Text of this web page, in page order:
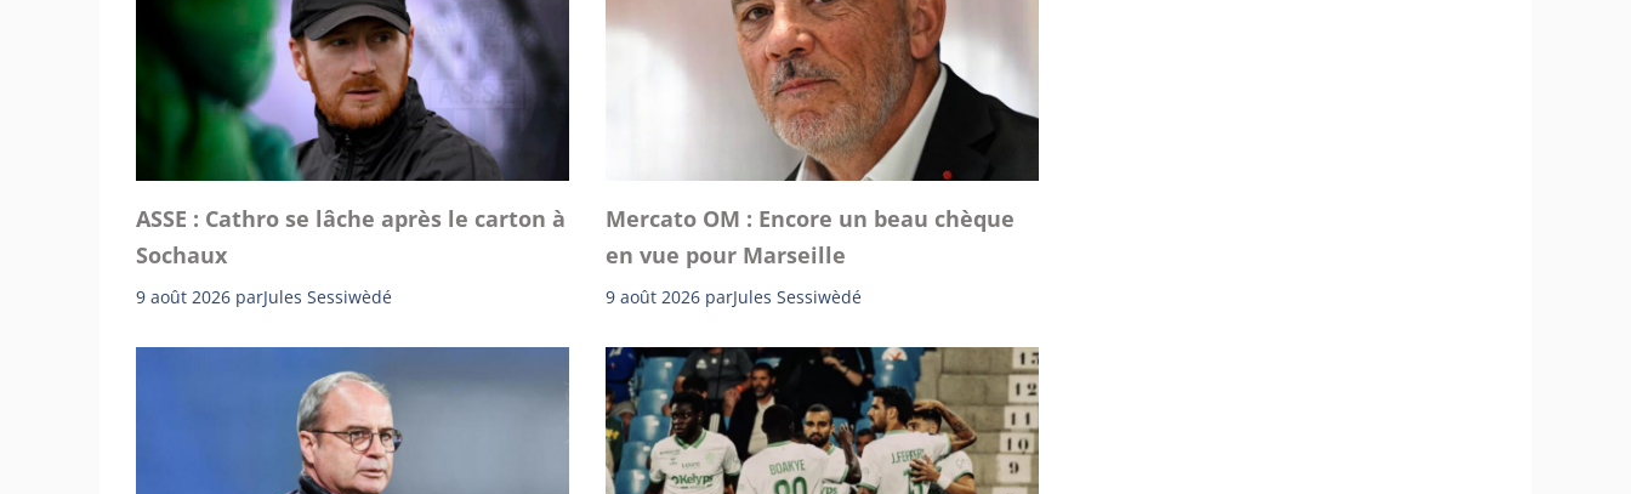
ASSE : Cathro se lâche après le carton à
Sochaux
9 août 2026 parJules Sessiwèdé
Mercato OM : Encore un beau chèque
en vue pour Marseille
9 août 2026 parJules Sessiwèdé